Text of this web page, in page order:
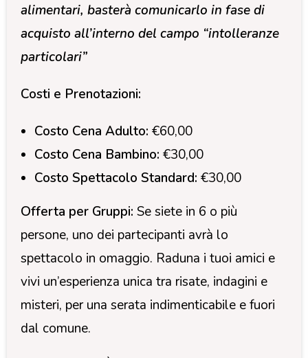
alimentari, basterà comunicarlo in fase di
acquisto all’interno del campo “intolleranze
particolari”
Costi e Prenotazioni:
Costo Cena Adulto: €60,00
Costo Cena Bambino: €30,00
Costo Spettacolo Standard: €30,00
Offerta per Gruppi: Se siete in 6 o più
persone, uno dei partecipanti avrà lo
spettacolo in omaggio. Raduna i tuoi amici e
vivi un’esperienza unica tra risate, indagini e
misteri, per una serata indimenticabile e fuori
dal comune.